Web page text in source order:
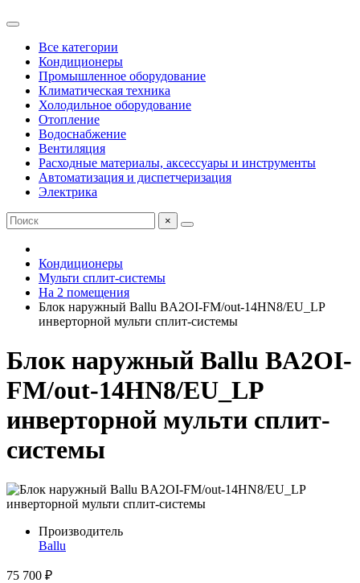
Все категории
Кондиционеры
Промышленное оборудование
Климатическая техника
Холодильное оборудование
Отопление
Водоснабжение
Вентиляция
Расходные материалы, аксессуары и инструменты
Автоматизация и диспетчеризация
Электрика
×
Кондиционеры
Мульти сплит-системы
На 2 помещения
Блок наружный Ballu BA2OI-FM/out-14HN8/EU_LP
инверторной мульти сплит-системы
Блок наружный Ballu BA2OI-
FM/out-14HN8/EU_LP
инверторной мульти сплит-
системы
Производитель
Ballu
75 700 ₽